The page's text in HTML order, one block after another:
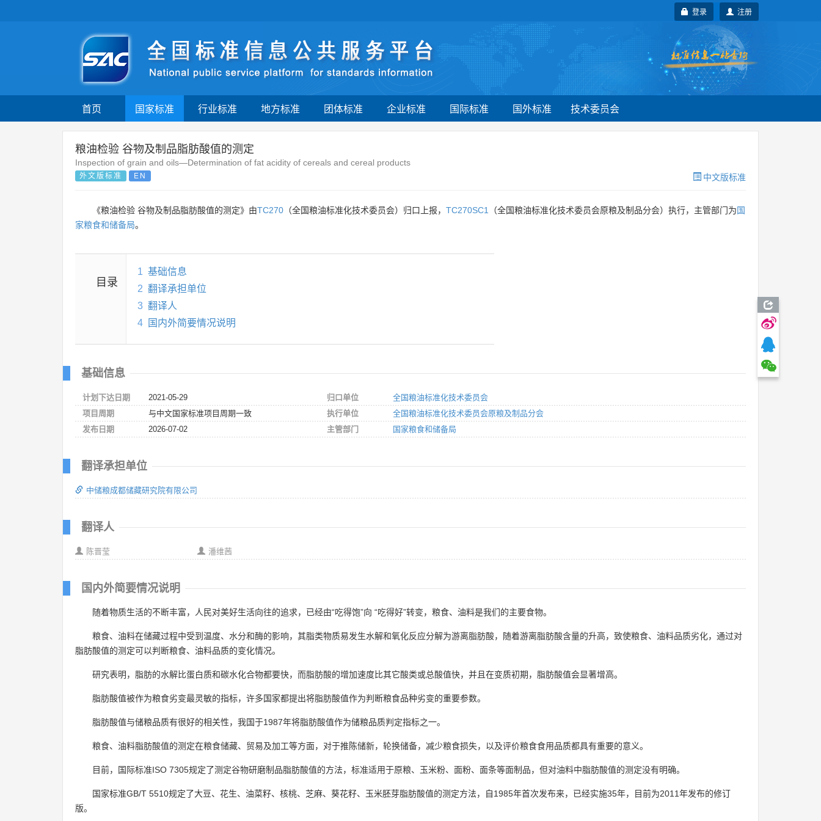
注册
登录
首页 国家标准 行业标准 地方标准 团体标准 企业标准 国际标准 国外标准 技术委员会
粮油检验 谷物及制品脂肪酸值的测定
Inspection of grain and oils—Determination of fat acidity of cereals and cereal products
外文版标准 EN 中文版标准
《粮油检验 谷物及制品脂肪酸值的测定》由TC270 （全国粮油标准化技术委员会）归口上报， TC270SC1 （全国粮油标准化技术委员会原粮及制品分会）执行，主管部门为国
家粮食和储备局。
目录
1 基础信息
2 翻译承担单位
3 翻译人
4
国内外简要情况说明
基础信息
计划下达日期
2021-05-29
项目周期
与中文国家标准项目周期一致
发布日期
2026-07-02
归口单位
全国粮油标准化技术委员会
执行单位
全国粮油标准化技术委员会原粮及制品分会
主管部门
国家粮食和储备局
翻译承担单位
中储粮成都储藏研究院有限公司
翻译人
陈晋莹 潘维茜
国内外简要情况说明
随着物质生活的不断丰富，人民对美好生活向往的追求，已经由“吃得饱”向 “吃得好”转变，粮食、油料是我们的主要食物。
粮食、油料在储藏过程中受到温度、水分和酶的影响，其脂类物质易发生水解和氧化反应分解为游离脂肪酸，随着游离脂肪酸含量的升高，致使粮食、油料品质劣化，通过对
脂肪酸值的测定可以判断粮食、油料品质的变化情况。
研究表明，脂肪的水解比蛋白质和碳水化合物都要快，而脂肪酸的增加速度比其它酸类或总酸值快，并且在变质初期，脂肪酸值会显著增高。
脂肪酸值被作为粮食劣变最灵敏的指标，许多国家都提出将脂肪酸值作为判断粮食品种劣变的重要参数。
脂肪酸值与储粮品质有很好的相关性，我国于1987年将脂肪酸值作为储粮品质判定指标之一。
粮食、油料脂肪酸值的测定在粮食储藏、贸易及加工等方面，对于推陈储新，轮换储备，减少粮食损失，以及评价粮食食用品质都具有重要的意义。
目前，国际标准ISO 7305规定了测定谷物研磨制品脂肪酸值的方法，标准适用于原粮、玉米粉、面粉、面条等面制品，但对油料中脂肪酸值的测定没有明确。
国家标准GB/T 5510规定了大豆、花生、油菜籽、核桃、芝麻、葵花籽、玉米胚芽脂肪酸值的测定方法，自1985年首次发布来，已经实施35年，目前为2011年发布的修订
版。